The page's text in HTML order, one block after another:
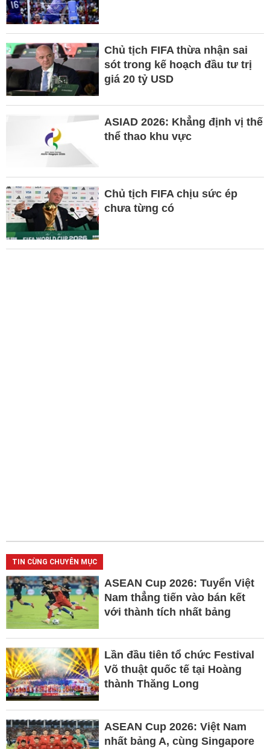
Chủ tịch FIFA thừa nhận sai
sót trong kế hoạch đầu tư trị
giá 20 tỷ USD
ASIAD 2026: Khẳng định vị thế
thể thao khu vực
Chủ tịch FIFA chịu sức ép
chưa từng có
TIN CÙNG CHUYÊN MỤC
ASEAN Cup 2026: Tuyển Việt
Nam thẳng tiến vào bán kết
với thành tích nhất bảng
Lần đầu tiên tổ chức Festival
Võ thuật quốc tế tại Hoàng
thành Thăng Long
ASEAN Cup 2026: Việt Nam
nhất bảng A, cùng Singapore